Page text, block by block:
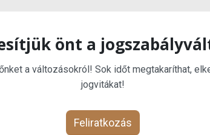
önt a
a változásokról! Sok időt megtakaríthat,
jogvitákat!
Feliratkozás